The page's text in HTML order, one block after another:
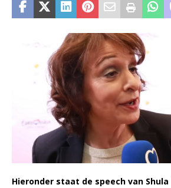
Hieronder staat de speech van